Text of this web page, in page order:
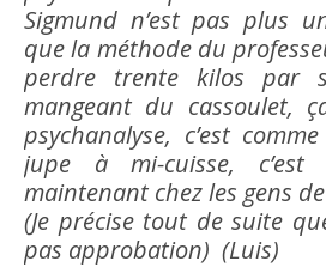
Sigmund n’est pas plus
que la méthode du
perdre trente kilos par
mangeant du cassoulet,
psychanalyse, c’est
jupe à mi-cuisse,
maintenant chez les gens de
(Je précise tout de suite
pas approbation) (Luis)